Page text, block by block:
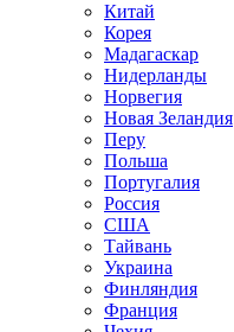
Китай
Корея
Мадагаскар
Нидерланды
Норвегия
Новая Зеландия
Перу
Польша
Португалия
Россия
США
Тайвань
Украина
Финляндия
Франция